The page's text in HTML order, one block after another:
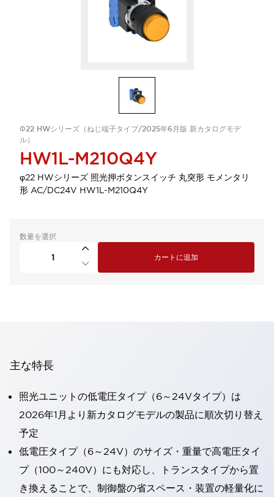
Φ22 HWシリーズ（ねじ端子タイプ/2025年6月版 新カタログモデ
ル）
HW1L-M210Q4Y
φ22 HWシリーズ 照光押ボタンスイッチ 丸突形 モメンタリ
形 AC/DC24V HW1L-M210Q4Y
数量を選択
カートに追加
主な特長
照光ユニットの低電圧タイプ（6～24Vタイプ）は
2026年1月より新カタログモデルの製品に順次切り替え
予定
低電圧タイプ（6～24V）のサイズ・重量で高電圧タイ
プ（100～240V）にも対応し、トランスタイプから置
き換えることで、制御盤の省スペース・装置の軽量化に